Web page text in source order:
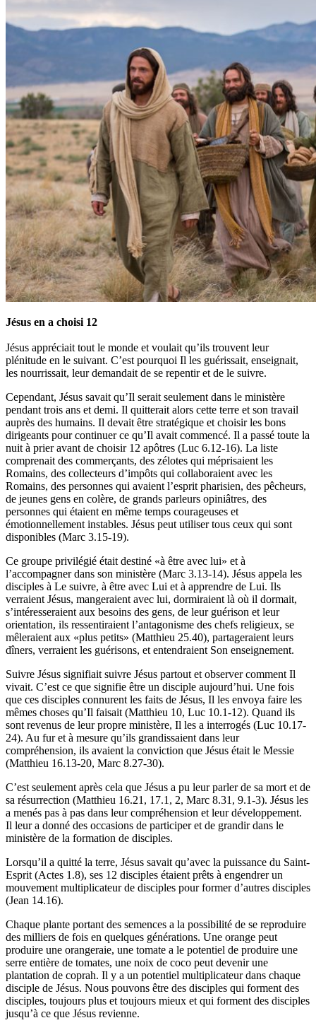
Jésus en a choisi 12
Jésus appréciait tout le monde et voulait qu’ils trouvent leur
plénitude en le suivant. C’est pourquoi Il les guérissait, enseignait,
les nourrissait, leur demandait de se repentir et de le suivre.
Cependant, Jésus savait qu’Il serait seulement dans le ministère
pendant trois ans et demi. Il quitterait alors cette terre et son travail
auprès des humains. Il devait être stratégique et choisir les bons
dirigeants pour continuer ce qu’Il avait commencé. Il a passé toute la
nuit à prier avant de choisir 12 apôtres (Luc 6.12-16). La liste
comprenait des commerçants, des zélotes qui méprisaient les
Romains, des collecteurs d’impôts qui collaboraient avec les
Romains, des personnes qui avaient l’esprit pharisien, des pêcheurs,
de jeunes gens en colère, de grands parleurs opiniâtres, des
personnes qui étaient en même temps courageuses et
émotionnellement instables. Jésus peut utiliser tous ceux qui sont
disponibles (Marc 3.15-19).
Ce groupe privilégié était destiné «à être avec lui» et à
l’accompagner dans son ministère (Marc 3.13-14). Jésus appela les
disciples à Le suivre, à être avec Lui et à apprendre de Lui. Ils
verraient Jésus, mangeraient avec lui, dormiraient là où il dormait,
s’intéresseraient aux besoins des gens, de leur guérison et leur
orientation, ils ressentiraient l’antagonisme des chefs religieux, se
mêleraient aux «plus petits» (Matthieu 25.40), partageraient leurs
dîners, verraient les guérisons, et entendraient Son enseignement.
Suivre Jésus signifiait suivre Jésus partout et observer comment Il
vivait. C’est ce que signifie être un disciple aujourd’hui. Une fois
que ces disciples connurent les faits de Jésus, Il les envoya faire les
mêmes choses qu’Il faisait (Matthieu 10, Luc 10.1-12). Quand ils
sont revenus de leur propre ministère, Il les a interrogés (Luc 10.17-
24). Au fur et à mesure qu’ils grandissaient dans leur
compréhension, ils avaient la conviction que Jésus était le Messie
(Matthieu 16.13-20, Marc 8.27-30).
C’est seulement après cela que Jésus a pu leur parler de sa mort et de
sa résurrection (Matthieu 16.21, 17.1, 2, Marc 8.31, 9.1-3). Jésus les
a menés pas à pas dans leur compréhension et leur développement.
Il leur a donné des occasions de participer et de grandir dans le
ministère de la formation de disciples.
Lorsqu’il a quitté la terre, Jésus savait qu’avec la puissance du Saint-
Esprit (Actes 1.8), ses 12 disciples étaient prêts à engendrer un
mouvement multiplicateur de disciples pour former d’autres disciples
(Jean 14.16).
Chaque plante portant des semences a la possibilité de se reproduire
des milliers de fois en quelques générations. Une orange peut
produire une orangeraie, une tomate a le potentiel de produire une
serre entière de tomates, une noix de coco peut devenir une
plantation de coprah. Il y a un potentiel multiplicateur dans chaque
disciple de Jésus. Nous pouvons être des disciples qui forment des
disciples, toujours plus et toujours mieux et qui forment des disciples
jusqu’à ce que Jésus revienne.